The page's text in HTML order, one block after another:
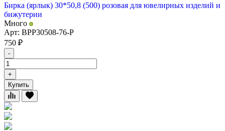
Бирка (ярлык) 30*50,8 (500) розовая для ювелирных изделий и
бижутерии
Много
Арт: BPP30508-76-P
750 ₽
-
+
Купить